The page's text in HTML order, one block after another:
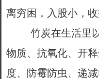
离穷困，入股小，
竹炭在生活里以
物质、抗氧化、开
度、防霉防虫、递